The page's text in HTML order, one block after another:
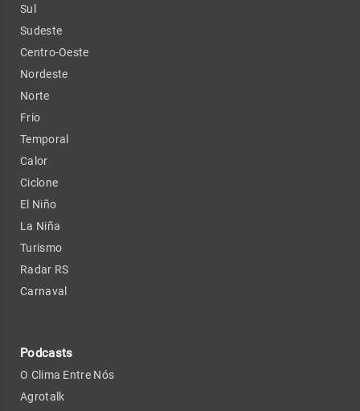
Sul
Sudeste
Centro-Oeste
Nordeste
Norte
Frio
Temporal
Calor
Ciclone
El Niño
La Niña
Turismo
Radar RS
Carnaval
Podcasts
O Clima Entre Nós
Agrotalk